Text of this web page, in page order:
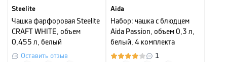
Steelite
Чашка фарфоровая Steelite
CRAFT WHITE, объем
0,455 л, белый
Оставить отзыв
Aida
Набор: чашка с блюдцем
Aida Passion, объем 0,3 л,
белый, 4 комплекта
1